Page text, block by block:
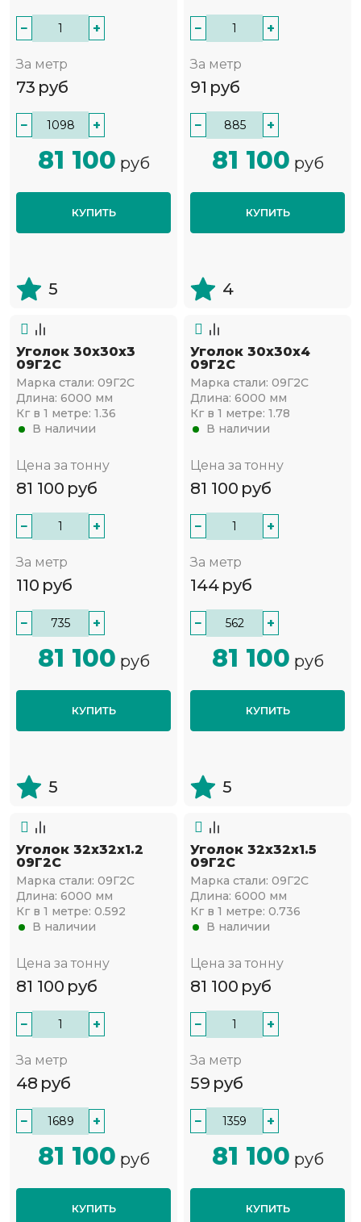
− +
За метр
73 руб
− +
81 100 руб
КУПИТЬ
5
− +
За метр
91 руб
− +
81 100 руб
КУПИТЬ
4
Уголок 30х30х3
09Г2С
Марка стали: 09Г2С
Длина: 6000 мм
Кг в 1 метре: 1.36
В наличии
Цена за тонну
81 100 руб
− +
За метр
110 руб
− +
81 100 руб
КУПИТЬ
5
Уголок 30х30х4
09Г2С
Марка стали: 09Г2С
Длина: 6000 мм
Кг в 1 метре: 1.78
В наличии
Цена за тонну
81 100 руб
− +
За метр
144 руб
− +
81 100 руб
КУПИТЬ
5
Уголок 32х32х1.2
09Г2С
Марка стали: 09Г2С
Длина: 6000 мм
Кг в 1 метре: 0.592
В наличии
Цена за тонну
81 100 руб
− +
За метр
48 руб
− +
81 100 руб
КУПИТЬ
Уголок 32х32х1.5
09Г2С
Марка стали: 09Г2С
Длина: 6000 мм
Кг в 1 метре: 0.736
В наличии
Цена за тонну
81 100 руб
− +
За метр
59 руб
− +
81 100 руб
КУПИТЬ